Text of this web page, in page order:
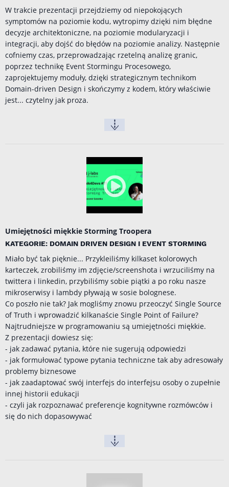
W trakcie prezentacji przejdziemy od niepokojących
symptomów na poziomie kodu, wytropimy dzięki nim błędne
decyzje architektoniczne, na poziomie modularyzacji i
integracji, aby dojść do błędów na poziomie analizy. Następnie
cofniemy czas, przeprowadzając rzetelną analizę granic,
poprzez technikę Event Stormingu Procesowego,
zaprojektujemy moduły, dzięki strategicznym technikom
Domain-driven Design i skończymy z kodem, który właściwie
jest... czytelny jak proza.
Umiejętności miękkie Storming Troopera
KATEGORIE: DOMAIN DRIVEN DESIGN I EVENT STORMING
Miało być tak pięknie... Przykleiliśmy kilkaset kolorowych
karteczek, zrobiliśmy im zdjęcie/screenshota i wrzuciliśmy na
twittera i linkedin, przybiliśmy sobie piątki a po roku nasze
mikroserwisy i lambdy pływają w sosie bolognese.
Co poszło nie tak? Jak mogliśmy znowu przeoczyć Single Source
of Truth i wprowadzić kilkanaście Single Point of Failure?
Najtrudniejsze w programowaniu są umiejętności miękkie.
Z prezentacji dowiesz się:
- jak zadawać pytania, które nie sugerują odpowiedzi
- jak formułować typowe pytania techniczne tak aby adresowały
problemy biznesowe
- jak zaadaptować swój interfejs do interfejsu osoby o zupełnie
innej historii edukacji
- czyli jak rozpoznawać preferencje kognitywne rozmówców i
się do nich dopasowywać